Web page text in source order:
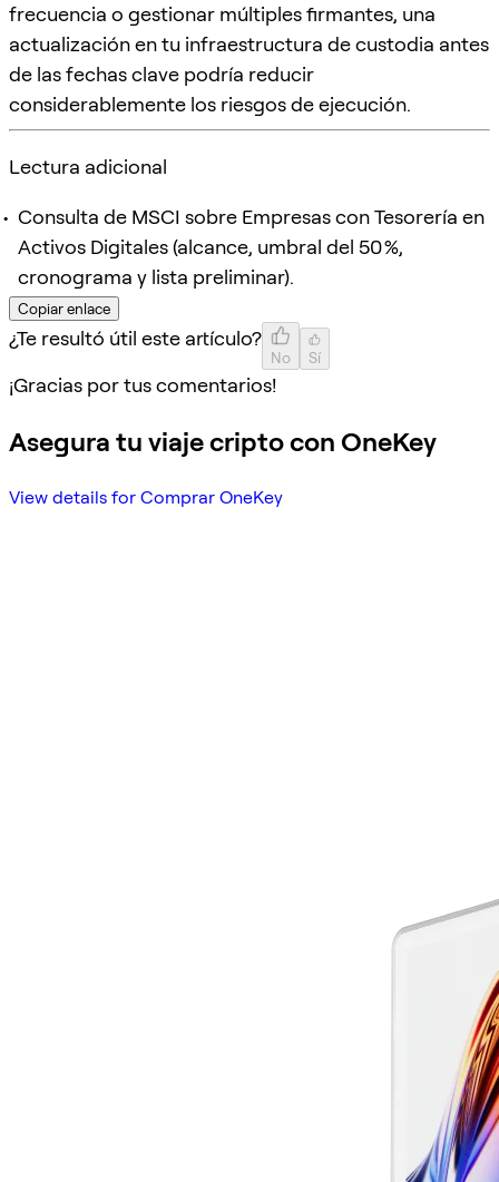
frecuencia o gestionar múltiples firmantes, una
actualización en tu infraestructura de custodia antes
de las fechas clave podría reducir
considerablemente los riesgos de ejecución.
Lectura adicional
Consulta de MSCI sobre Empresas con Tesorería en
Activos Digitales (alcance, umbral del 50 %,
cronograma y lista preliminar).
Copiar enlace
¿Te resultó útil este artículo?
No Sí
¡Gracias por tus comentarios!
Asegura tu viaje cripto con OneKey
View details for Comprar OneKey